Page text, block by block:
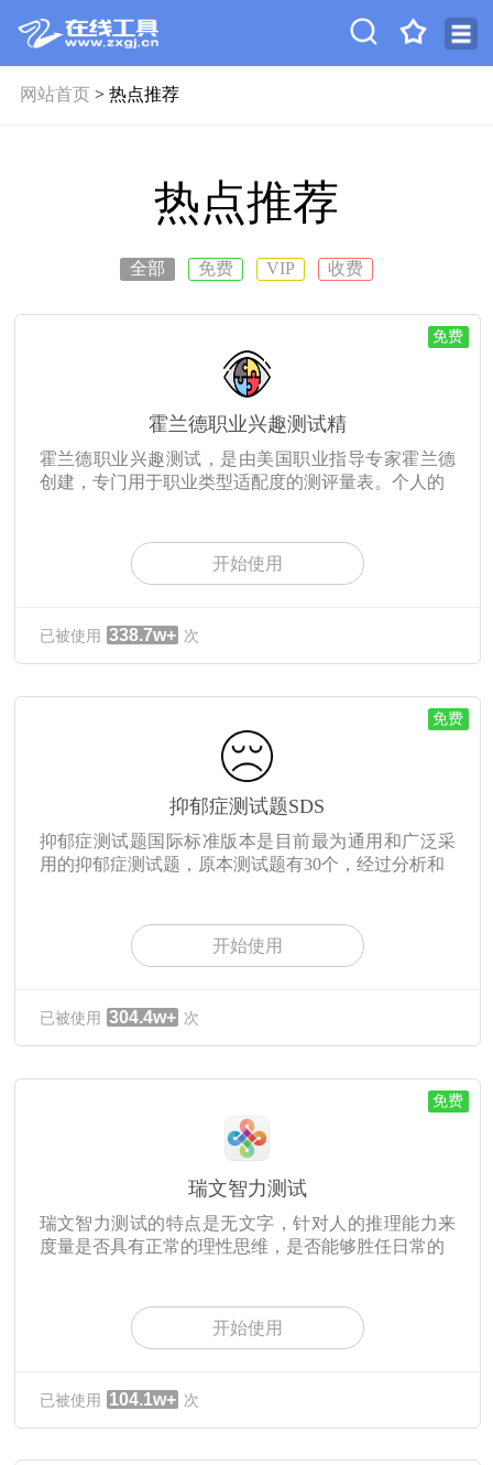
网站首页> 热点推荐
热点推荐
全部 免费 VIP 收费
免费
霍兰德职业兴趣测试精
霍兰德职业兴趣测试，是由美国职业指导专家霍兰德
创建，专门用于职业类型适配度的测评量表。个人的
开始使用
已被使用 338.7w+ 次
免费
抑郁症测试题SDS
抑郁症测试题国际标准版本是目前最为通用和广泛采
用的抑郁症测试题，原本测试题有30个，经过分析和
开始使用
已被使用 304.4w+ 次
免费
瑞文智力测试
瑞文智力测试的特点是无文字，针对人的推理能力来
度量是否具有正常的理性思维，是否能够胜任日常的
开始使用
已被使用 104.1w+ 次